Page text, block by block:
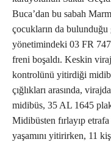
Buca’dan bu sabah
çocukların da bulunduğu
yönetimindeki 03 FR
freni boşaldı. Keskin
kontrolünü yitirdiği
çığlıkları arasında,
midibüs, 35 AL 1645
Midibüsten fırlayıp etrafa
yaşamını yitirirken, 11